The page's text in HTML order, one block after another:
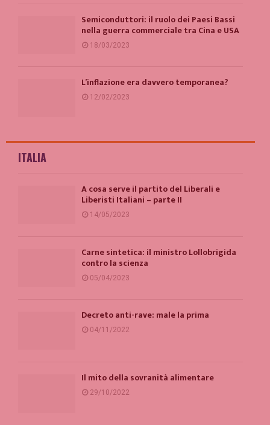
Semiconduttori: il ruolo dei Paesi Bassi
nella guerra commerciale tra Cina e USA
18/03/2023
L’inflazione era davvero temporanea?
12/02/2023
ITALIA
A cosa serve il partito del Liberali e
Liberisti Italiani – parte II
14/05/2023
Carne sintetica: il ministro Lollobrigida
contro la scienza
05/04/2023
Decreto anti-rave: male la prima
04/11/2022
Il mito della sovranità alimentare
29/10/2022